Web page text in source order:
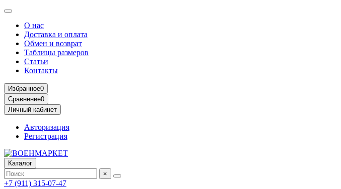
О нас
Доставка и оплата
Обмен и возврат
Таблицы размеров
Статьи
Контакты
Избранное0
Сравнение0
Личный кабинет
Авторизация
Регистрация
Каталог
×
+7 (911) 315-07-47